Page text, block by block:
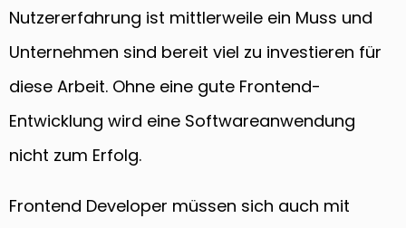
Nutzererfahrung ist mittlerweile ein Muss und
Unternehmen sind bereit viel zu investieren für
diese Arbeit. Ohne eine gute Frontend-
Entwicklung wird eine Softwareanwendung
nicht zum Erfolg.
Frontend Developer müssen sich auch mit